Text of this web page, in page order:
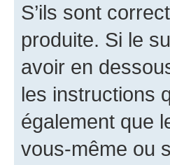
S’ils sont
produite. Si le
avoir en
les instructions
également que
vous-même ou